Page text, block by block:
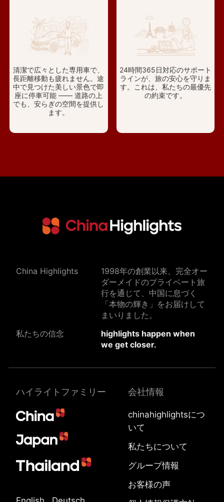
清潔で広々とした専用車で、
長距離移動も疲れません。途
中で見つけた美しい景色で即
座に停車可能 —— 道路の上
でも、安らぎの空間を提供し
ます。
24時間365日対応のサポート
ラインが、旅の安心を守りま
す。これは、私たちの最優先
の約束です。
China Highlights
1998年の創業以来、完全オー
ダーメイドのプライベート旅
行を通じて、中国に息づく
「本物の輝き」をお届けして
まいりました。
私たちの信念
highlights happen when
we get closer.
ハイライトファミリー 会社情報
chinahighlightsにつ
いて
私たちについて
グループ情報
お客様の声